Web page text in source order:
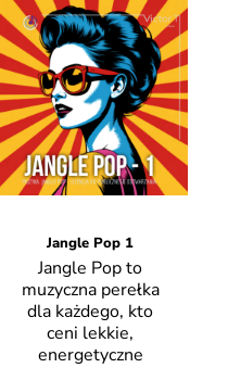
Jangle Pop 1
Jangle Pop to
muzyczna perełka
dla każdego, kto
ceni lekkie,
energetyczne